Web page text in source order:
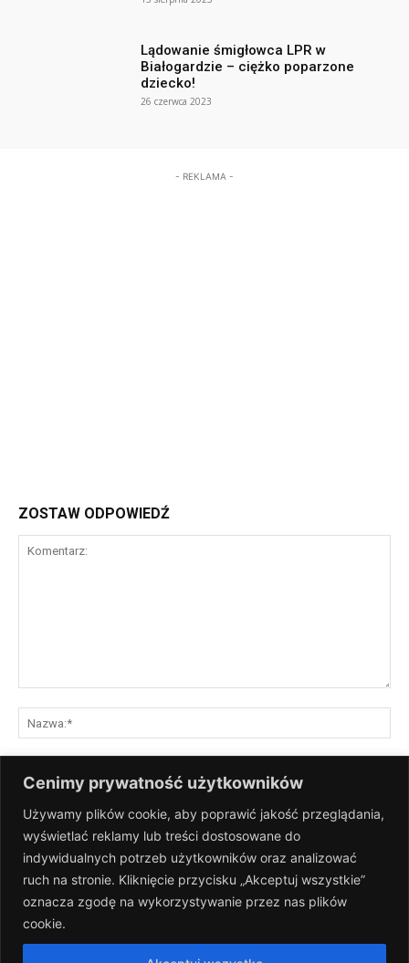
Cenimy prywatność użytkowników
Używamy plików cookie, aby poprawić jakość przeglądania,
wyświetlać reklamy lub treści dostosowane do
indywidualnych potrzeb użytkowników oraz analizować
ruch na stronie. Kliknięcie przycisku „Akceptuj wszystkie”
oznacza zgodę na wykorzystywanie przez nas plików
cookie.
Lądowanie śmigłowca LPR w
Białogardzie – ciężko poparzone
dziecko!
26 czerwca 2023
- REKLAMA -
ZOSTAW ODPOWIEDŹ
Zapisz moje nazwisko, adres e-mail i stronę internetową w tej
przeglądarce na następny raz, gdy skomentuję.